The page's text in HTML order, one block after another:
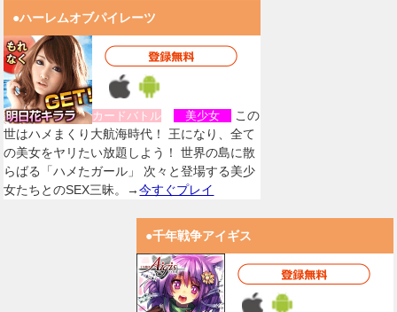
●ハーレムオブパイレーツ
カードバトル 美少女
この
世はハメまくり大航海時代！ 王になり、全て
の美女をヤリたい放題しよう！ 世界の島に散
らばる「ハメたガール」 次々と登場する美少
女たちとのSEX三昧。→今すぐプレイ
●千年戦争アイギス